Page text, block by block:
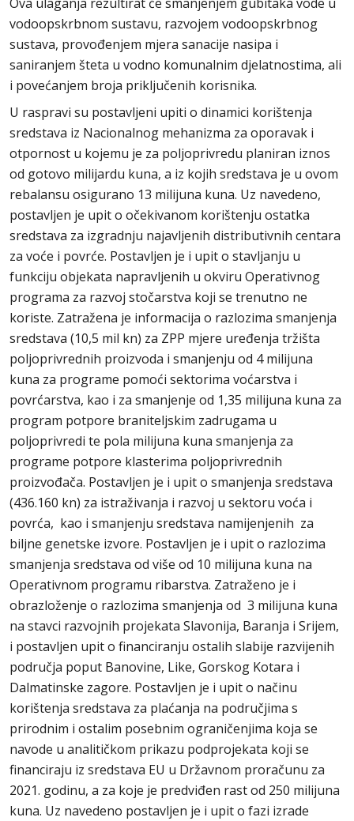
vodoopskrbnom sustavu, razvojem vodoopskrbnog
sustava, provođenjem mjera sanacije nasipa i
saniranjem šteta u vodno komunalnim djelatnostima, ali
i povećanjem broja priključenih korisnika.
U raspravi su postavljeni upiti o dinamici korištenja
sredstava iz Nacionalnog mehanizma za oporavak i
otpornost u kojemu je za poljoprivredu planiran iznos
od gotovo milijardu kuna, a iz kojih sredstava je u ovom
rebalansu osigurano 13 milijuna kuna. Uz navedeno,
postavljen je upit o očekivanom korištenju ostatka
sredstava za izgradnju najavljenih distributivnih centara
za voće i povrće. Postavljen je i upit o stavljanju u
funkciju objekata napravljenih u okviru Operativnog
programa za razvoj stočarstva koji se trenutno ne
koriste. Zatražena je informacija o razlozima smanjenja
sredstava (10,5 mil kn) za ZPP mjere uređenja tržišta
poljoprivrednih proizvoda i smanjenju od 4 milijuna
kuna za programe pomoći sektorima voćarstva i
povrćarstva, kao i za smanjenje od 1,35 milijuna kuna za
program potpore braniteljskim zadrugama u
poljoprivredi te pola milijuna kuna smanjenja za
programe potpore klasterima poljoprivrednih
proizvođača. Postavljen je i upit o smanjenja sredstava
(436.160 kn) za istraživanja i razvoj u sektoru voća i
povrća, kao i smanjenju sredstava namijenjenih za
biljne genetske izvore. Postavljen je i upit o razlozima
smanjenja sredstava od više od 10 milijuna kuna na
Operativnom programu ribarstva. Zatraženo je i
obrazloženje o razlozima smanjenja od 3 milijuna kuna
na stavci razvojnih projekata Slavonija, Baranja i Srijem,
i postavljen upit o financiranju ostalih slabije razvijenih
područja poput Banovine, Like, Gorskog Kotara i
Dalmatinske zagore. Postavljen je i upit o načinu
korištenja sredstava za plaćanja na područjima s
prirodnim i ostalim posebnim ograničenjima koja se
navode u analitičkom prikazu podprojekata koji se
financiraju iz sredstava EU u Državnom proračunu za
2021. godinu, a za koje je predviđen rast od 250 milijuna
kuna. Uz navedeno postavljen je i upit o fazi izrade